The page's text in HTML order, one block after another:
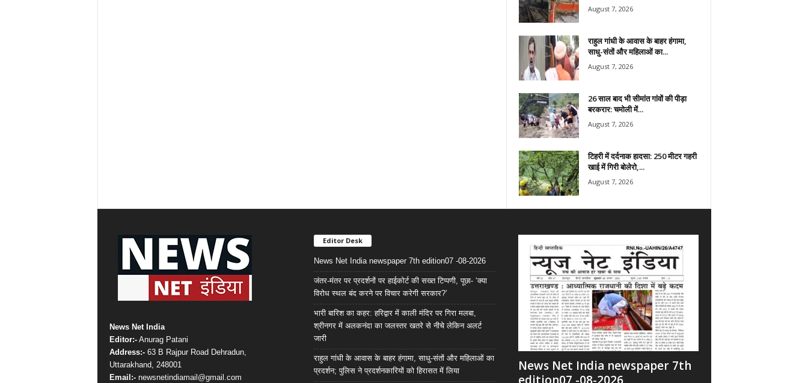
August 7, 2026
राहुल गांधी के आवास के बाहर हंगामा,
साधु-संतों और महिलाओं का...
August 7, 2026
26 साल बाद भी सीमांत गांवों की पीड़ा
बरकरार: चमोली में...
August 7, 2026
टिहरी में दर्दनाक हादसा: 250 मीटर गहरी
खाई में गिरी बोलेरो,...
August 7, 2026
News Net India
Editor:-Anurag Patani
Address:-63 B Rajpur Road Dehradun,
Uttarakhand, 248001
Email:-newsnetindiamail@gmail.com
Editor Desk
News Net India newspaper 7th edition07 -08-2026
जंतर-मंतर पर प्रदर्शनों पर हाईकोर्ट की सख्त टिप्पणी, पूछा- ‘क्या
विरोध स्थल बंद करने पर विचार करेगी सरकार?’
भारी बारिश का कहर: हरिद्वार में काली मंदिर पर गिरा मलबा,
श्रीनगर में अलकनंदा का जलस्तर खतरे से नीचे लेकिन अलर्ट
जारी
राहुल गांधी के आवास के बाहर हंगामा, साधु-संतों और महिलाओं का
प्रदर्शन; पुलिस ने प्रदर्शनकारियों को हिरासत में लिया
News Net India newspaper 7th